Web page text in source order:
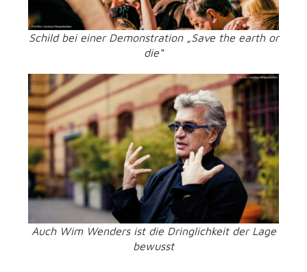
Schild bei einer Demonstration „Save the earth or
die“
Auch Wim Wenders ist die Dringlichkeit der Lage
bewusst